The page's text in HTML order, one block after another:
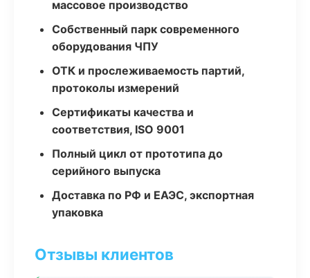
массовое производство
Собственный парк современного
оборудования ЧПУ
ОТК и прослеживаемость партий,
протоколы измерений
Сертификаты качества и
соответствия, ISO 9001
Полный цикл от прототипа до
серийного выпуска
Доставка по РФ и ЕАЭС, экспортная
упаковка
Отзывы клиентов